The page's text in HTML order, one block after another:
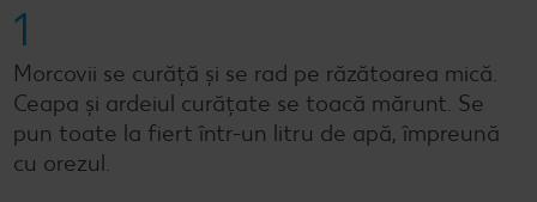
1
Morcovii se curăță și se rad pe răzătoarea mică.
Ceapa și ardeiul curățate se toacă mărunt. Se
pun toate la fiert într-un litru de apă, împreună
cu orezul.